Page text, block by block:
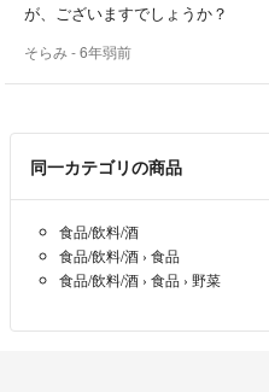
ても全てを把握出来ません。専用
＜;)よろしくお願いします。
トマトの作業、出荷や育児で発送
す。
予めご了承いただきますよう何卒
○○○○○○野菜と家族の時間を優先
来ない事が多いです。申し訳ござ
が、ございますでしょうか？
そらみ- 6年弱前
同一カテゴリの商品
食品/飲料/酒
食品/飲料/酒 › 食品
食品/飲料/酒 › 食品 › 野菜